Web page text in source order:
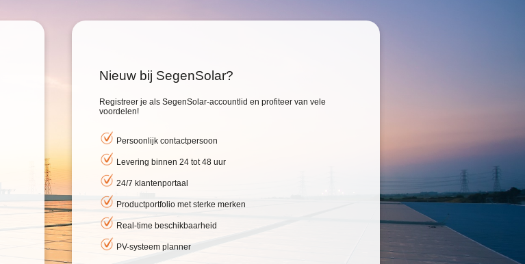
Nieuw bij SegenSolar?
Registreer je als SegenSolar-accountlid en profiteer van vele
voordelen!
Persoonlijk contactpersoon
Levering binnen 24 tot 48 uur
24/7 klantenportaal
Productportfolio met sterke merken
Real-time beschikbaarheid
PV-systeem planner